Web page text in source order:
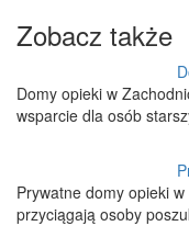
Zobacz także
Domy opieki w
wsparcie dla osób
Prywatne domy opieki
przyciągają osoby